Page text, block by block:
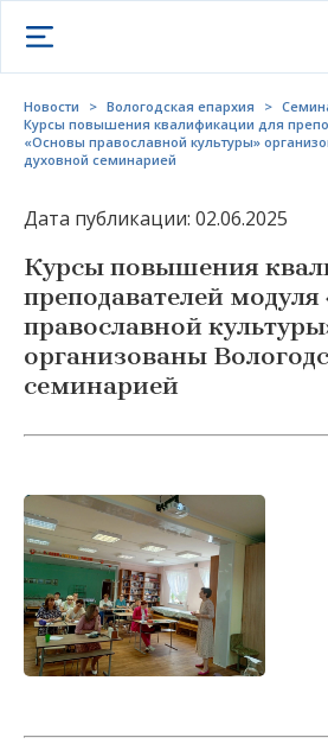
Открыть меню
Новости > Вологодская епархия >
Курсы повышения квалификации для
«Основы православной культуры»
духовной семинарией
Дата публикации: 02.06.2025
Курсы повышения
преподавателей
православной
организованы
семинарией